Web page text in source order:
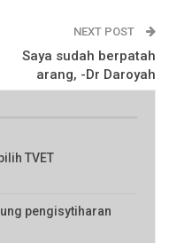
NEXT POST
Saya sudah berpatah
arang, -Dr Daroyah
TVET
pengisytiharan